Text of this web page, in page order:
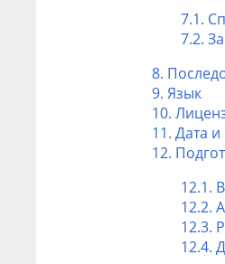
7.1.
7.2.
8.
9. Язык
10.
11. Дата
12.
12.1.
12.2.
12.3.
12.4.